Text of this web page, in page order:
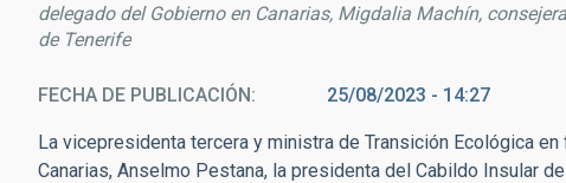
delegado del Gobierno en Canarias, Migdalia Machín,
de Tenerife
FECHA DE PUBLICACIÓN 25/08/2023 - 14:27
La vicepresidenta tercera y ministra de Transición Ecológica
Canarias, Anselmo Pestana, la presidenta del Cabildo Insular